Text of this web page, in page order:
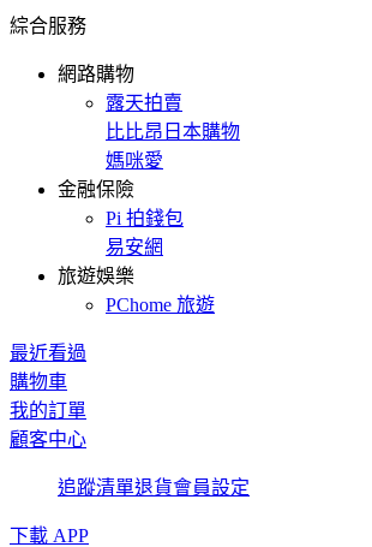
綜合服務
網路購物
露天拍賣
比比昂日本購物
媽咪愛
金融保險
Pi 拍錢包
易安網
旅遊娛樂
PChome 旅遊
最近看過
購物車
我的訂單
顧客中心
追蹤清單退貨會員設定
下載 APP